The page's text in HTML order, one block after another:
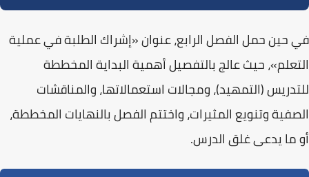
في حين حمل الفصل الرابع، عنوان«إشراك الطلبة في عملية
التعلم»، حيث عالج بالتفصيل أهمية البداية المخططة
للتدريس (التمهيد)، ومجالات استعمالاتها، والمناقشات
الصفية وتنويع المثيرات، واختتم الفصل بالنهايات المخططة،
أو ما يدعى غلق الدرس.